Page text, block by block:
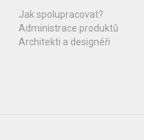
Jak spolupracovat?
Administrace produktů
Architekti a designéři